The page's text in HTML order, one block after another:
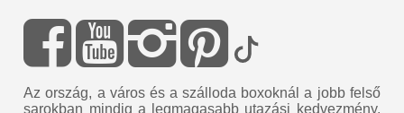
Az ország, a város és a szálloda boxoknál a jobb felső
sarokban mindig a legmagasabb utazási kedvezmény,